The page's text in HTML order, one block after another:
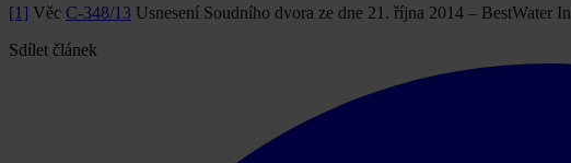
[1] Věc C-348/13 Usnesení Soudního dvora ze dne 21. října 2014 – BestWater
Sdílet článek